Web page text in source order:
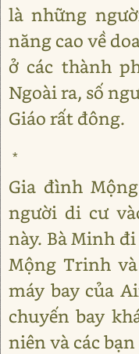
là những
năng cao về
ở các thành
Ngoài ra, số
Giáo rất đông.
*
Gia đình
người di cư
này. Bà Minh
Mộng Trinh
máy bay của
chuyến bay
niên và các